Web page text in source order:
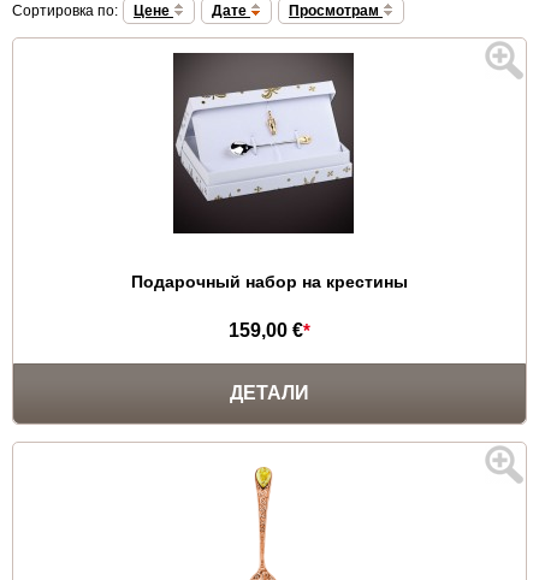
Сортировка по: Цене Дате Просмотрам
Подарочный набор на крестины
159,00 €*
ДЕТАЛИ